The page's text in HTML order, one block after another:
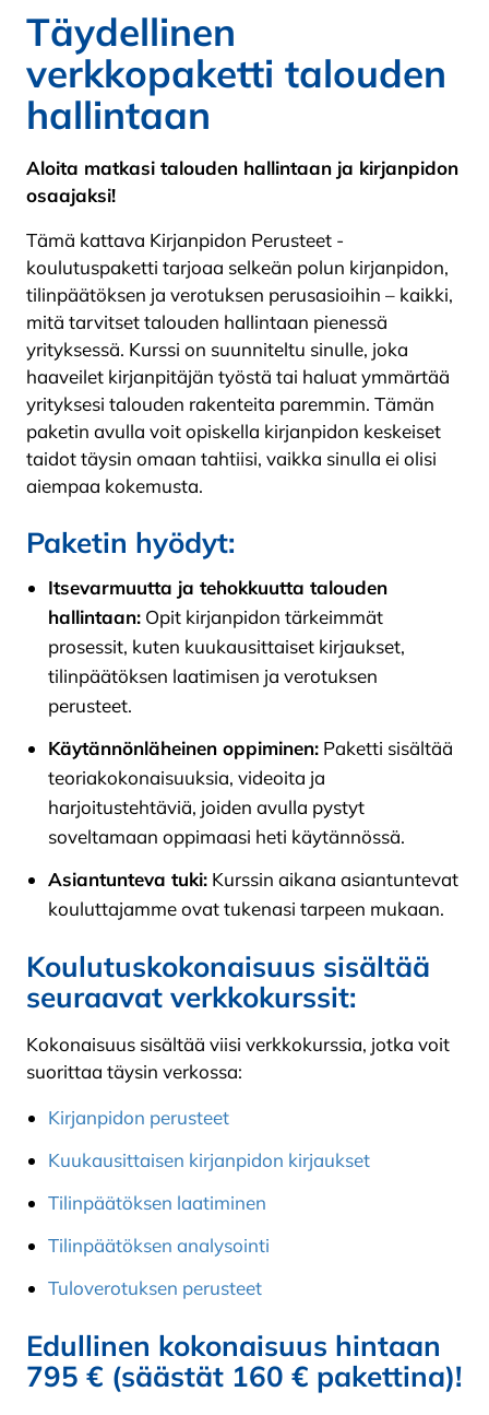
Täydellinen
verkkopaketti talouden
hallintaan
Aloita matkasi talouden hallintaan ja kirjanpidon
osaajaksi!
Tämä kattava Kirjanpidon Perusteet -
koulutuspaketti tarjoaa selkeän polun kirjanpidon,
tilinpäätöksen ja verotuksen perusasioihin – kaikki,
mitä tarvitset talouden hallintaan pienessä
yrityksessä. Kurssi on suunniteltu sinulle, joka
haaveilet kirjanpitäjän työstä tai haluat ymmärtää
yrityksesi talouden rakenteita paremmin. Tämän
paketin avulla voit opiskella kirjanpidon keskeiset
taidot täysin omaan tahtiisi, vaikka sinulla ei olisi
aiempaa kokemusta.
Paketin hyödyt:
Itsevarmuutta ja tehokkuutta talouden
hallintaan: Opit kirjanpidon tärkeimmät
prosessit, kuten kuukausittaiset kirjaukset,
tilinpäätöksen laatimisen ja verotuksen
perusteet.
Käytännönläheinen oppiminen: Paketti sisältää
teoriakokonaisuuksia, videoita ja
harjoitustehtäviä, joiden avulla pystyt
soveltamaan oppimaasi heti käytännössä.
Asiantunteva tuki: Kurssin aikana asiantuntevat
kouluttajamme ovat tukenasi tarpeen mukaan.
Koulutuskokonaisuus sisältää
seuraavat verkkokurssit:
Kokonaisuus sisältää viisi verkkokurssia, jotka voit
suorittaa täysin verkossa:
Kirjanpidon perusteet
Kuukausittaisen kirjanpidon kirjaukset
Tilinpäätöksen laatiminen
Tilinpäätöksen analysointi
Tuloverotuksen perusteet
Edullinen kokonaisuus hintaan
795 € (säästät 160 € pakettina)!